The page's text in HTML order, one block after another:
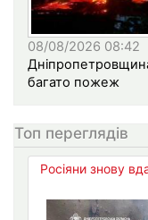
08/08/2026 08:42
багато пожеж
Топ переглядів
Росіяни знову